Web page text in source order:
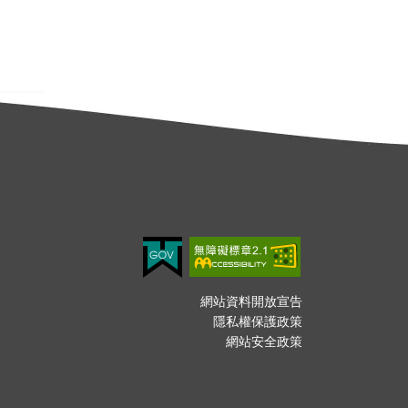
網站資料開放宣告
隱私權保護政策
網站安全政策